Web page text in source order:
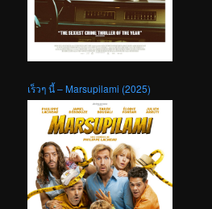
เร็วๆ นี้ – Marsupilami (2025)